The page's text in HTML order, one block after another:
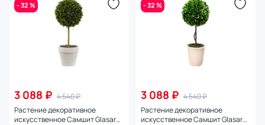
- 32 %
3 088 ₽ 4 540 ₽
Растение декоративное
искусственное Самшит Glasar
- 32 %
3 088 ₽ 4 540 ₽
Растение декоративное
искусственное Самшит Glasar